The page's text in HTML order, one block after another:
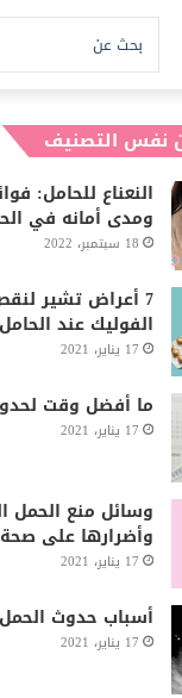
نفس التصنيف
النعناع للحامل:
ومدى أمانه في
18 سبتمبر، 2022
7 أعراض تشير
الفوليك عند الحامل
17 يناير، 2021
ما أفضل وقت
17 يناير، 2021
وسائل منع الحمل
وأضرارها على صحة
17 يناير، 2021
أسباب حدوث
17 يناير، 2021